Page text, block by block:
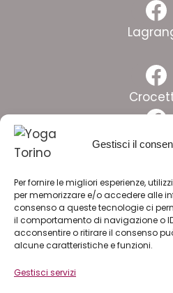
Gestisci il
Per fornire le migliori esperienze,
per memorizzare e/o accedere alle
consenso a queste tecnologie ci
il comportamento di navigazione o
acconsentire o ritirare il consenso
alcune caratteristiche e funzioni.
Gestisci servizi
Pinelli
ISCRIVITI ALLA